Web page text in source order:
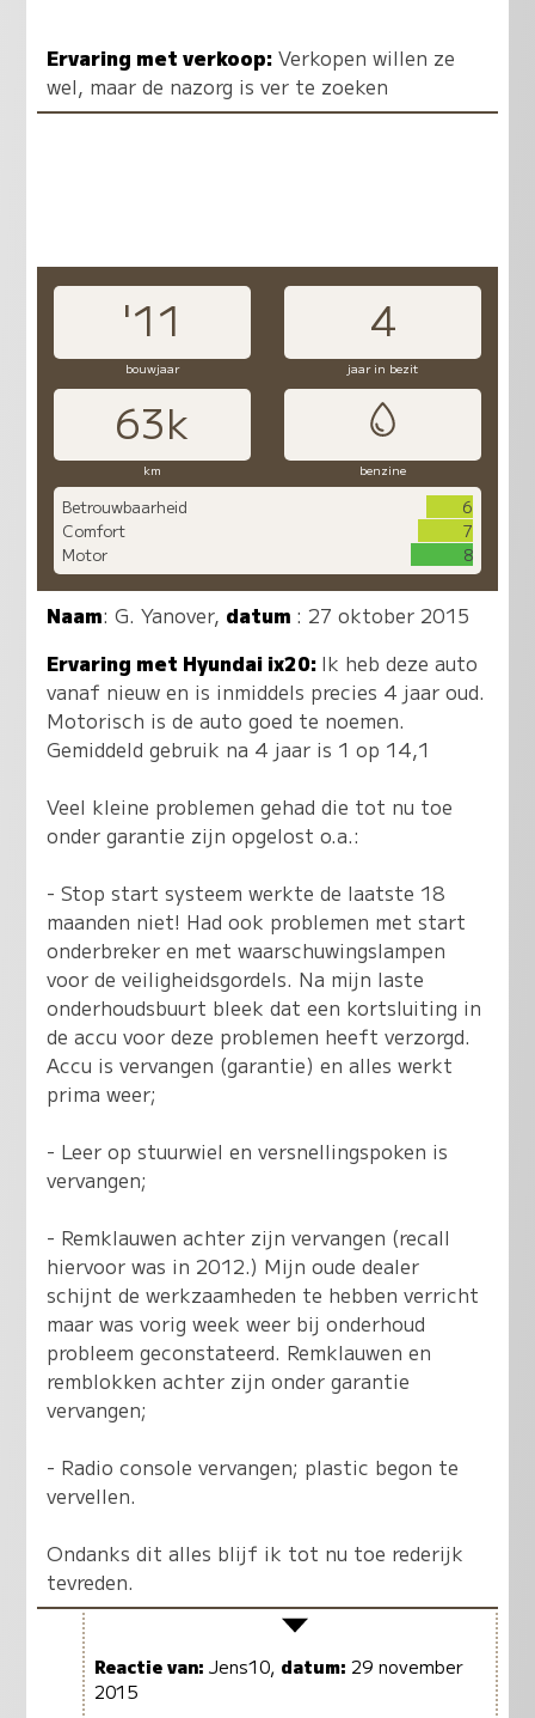
Ervaring met verkoop: Verkopen willen ze
wel, maar de nazorg is ver te zoeken
'11 4
bouwjaar jaar in bezit
63k
km benzine
Betrouwbaarheid
6
Comfort
7
Motor
8
Naam:G. Yanover, datum : 27 oktober 2015
Ervaring met Hyundai ix20: Ik heb deze auto
vanaf nieuw en is inmiddels precies 4 jaar oud.
Motorisch is de auto goed te noemen.
Gemiddeld gebruik na 4 jaar is 1 op 14,1
Veel kleine problemen gehad die tot nu toe
onder garantie zijn opgelost o.a.:
- Stop start systeem werkte de laatste 18
maanden niet! Had ook problemen met start
onderbreker en met waarschuwingslampen
voor de veiligheidsgordels. Na mijn laste
onderhoudsbuurt bleek dat een kortsluiting in
de accu voor deze problemen heeft verzorgd.
Accu is vervangen (garantie) en alles werkt
prima weer;
- Leer op stuurwiel en versnellingspoken is
vervangen;
- Remklauwen achter zijn vervangen (recall
hiervoor was in 2012.) Mijn oude dealer
schijnt de werkzaamheden te hebben verricht
maar was vorig week weer bij onderhoud
probleem geconstateerd. Remklauwen en
remblokken achter zijn onder garantie
vervangen;
- Radio console vervangen; plastic begon te
vervellen.
Ondanks dit alles blijf ik tot nu toe rederijk
tevreden.
Reactie van: Jens10, datum: 29 november
2015